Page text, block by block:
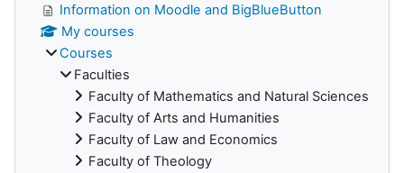
Information on Moodle and BigBlueButton
My courses
Courses
Faculties
Faculty of Mathematics and Natural Sciences
Faculty of Arts and Humanities
Faculty of Law and Economics
Faculty of Theology